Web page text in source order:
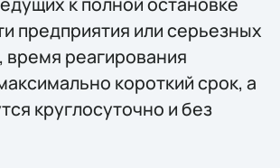
предприятия или серьезных
реагирования
короткий срок, а
круглосуточно и без